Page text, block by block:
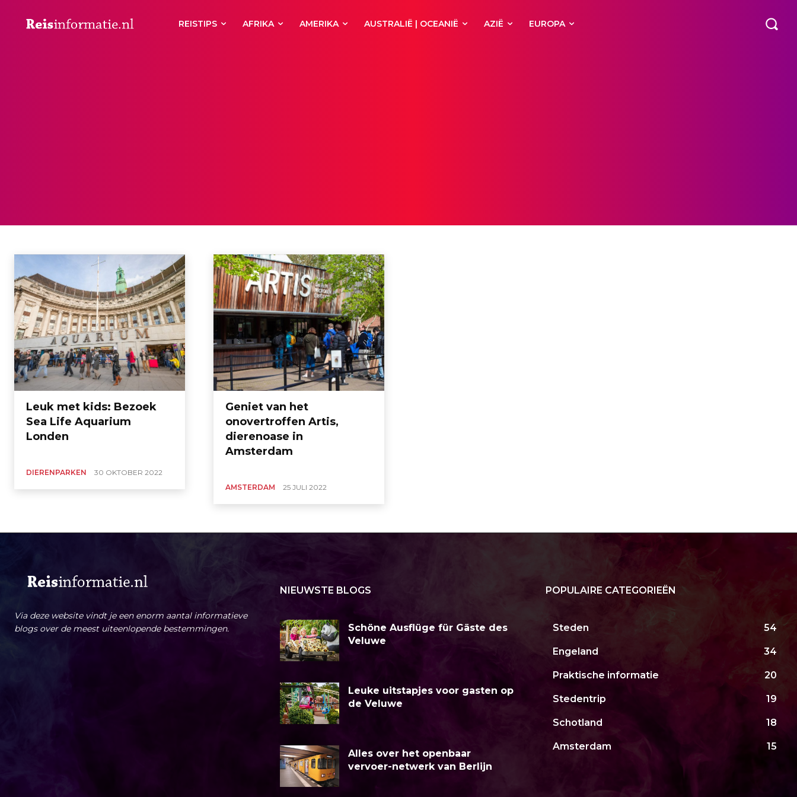
REISTIPS AFRIKA AMERIKA AUSTRALIË | OCEANIË AZIË EUROPA
Leuk met kids: Bezoek
Sea Life Aquarium
Londen
DIERENPARKEN 30 OKTOBER 2022
Geniet van het
onovertroffen Artis,
dierenoase in
Amsterdam
AMSTERDAM 25 JULI 2022
Via deze website vindt je een enorm aantal informatieve
blogs over de meest uiteenlopende bestemmingen.
NIEUWSTE BLOGS
Schöne Ausflüge für Gäste des
Veluwe
Leuke uitstapjes voor gasten op
de Veluwe
Alles over het openbaar
vervoer-netwerk van Berlijn
POPULAIRE CATEGORIEËN
Steden 54
Engeland 34
Praktische informatie 20
Stedentrip 19
Schotland 18
Amsterdam 15